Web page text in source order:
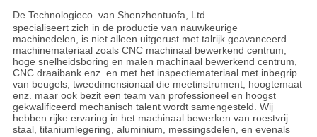
De Technologieco. van Shenzhentuofa, Ltd
specialiseert zich in de productie van nauwkeurige
machinedelen, is niet alleen uitgerust met talrijk geavanceerd
machinemateriaal zoals CNC machinaal bewerkend centrum,
hoge snelheidsboring en malen machinaal bewerkend centrum,
CNC draaibank enz. en met het inspectiemateriaal met inbegrip
van beugels, tweedimensionaal die meetinstrument, hoogtemaat
enz. maar ook bezit een team van professioneel en hoogst
gekwalificeerd mechanisch talent wordt samengesteld. Wij
hebben rijke ervaring in het machinaal bewerken van roestvrij
staal, titaniumlegering, aluminium, messingsdelen, en evenals